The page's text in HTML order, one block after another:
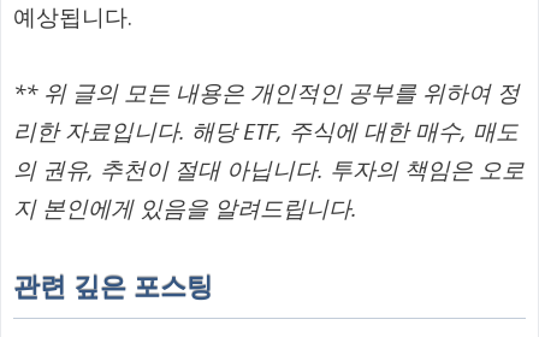
예상됩니다.
** 위 글의 모든 내용은 개인적인 공부를 위하여 정
리한 자료입니다. 해당 ETF, 주식에 대한 매수, 매도
의 권유, 추천이 절대 아닙니다. 투자의 책임은 오로
지 본인에게 있음을 알려드립니다.
관련 깊은 포스팅